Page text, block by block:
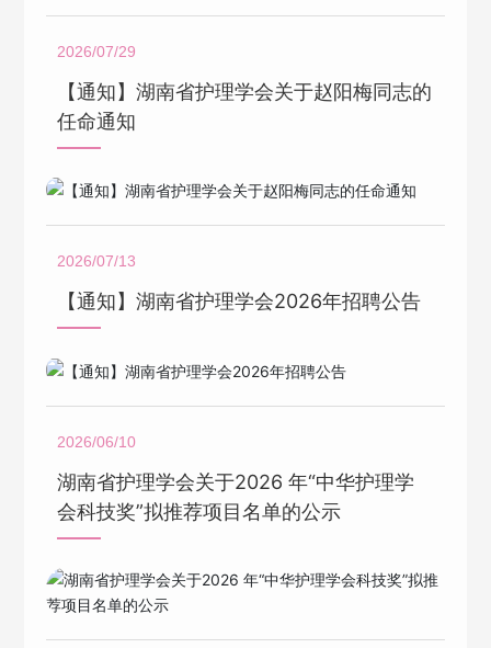
2026/07/29
【通知】湖南省护理学会关于赵阳梅同志的
任命通知
2026/07/13
【通知】湖南省护理学会2026年招聘公告
2026/06/10
湖南省护理学会关于2026 年“中华护理学
会科技奖”拟推荐项目名单的公示